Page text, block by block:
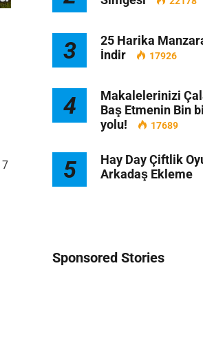
3
25 Harika
İndir
17926
4
Makalelerinizi
Baş Etmenin Bin
yolu!
17689
5
Hay Day Çiftlik
Arkadaş Ekleme
Sponsored Stories